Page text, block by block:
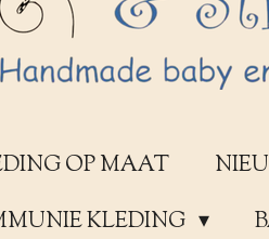
OP MAAT
KLEDING